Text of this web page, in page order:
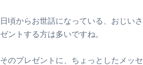
日頃からお世話になっている、おじい
ゼントする方は多いですね。
そのプレゼントに、ちょっとしたメッ